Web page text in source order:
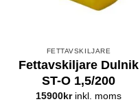
FETTAVSKILJARE
Fettavskiljare Dulnik
ST-O 1,5/200
15900 krinkl. moms